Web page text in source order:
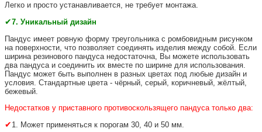
Легко и просто устанавливается, не требует монтажа.
✔7. Уникальный дизайн
Пандус имеет ровную форму треугольника с ромбовидным рисунком
на поверхности, что позволяет соединять изделия между собой. Если
ширина резинового пандуса недостаточна, Вы можете использовать
два пандуса и соединить их вместе по ширине для использования.
Пандус может быть выполнен в разных цветах под любые дизайн и
условия. Стандартные цвета - чёрный, серый, коричневый, жёлтый,
бежевый.
Недостатков у приставного противоскользящего пандуса только два:
✔ 1. Может применяться к порогам 30, 40 и 50 мм.